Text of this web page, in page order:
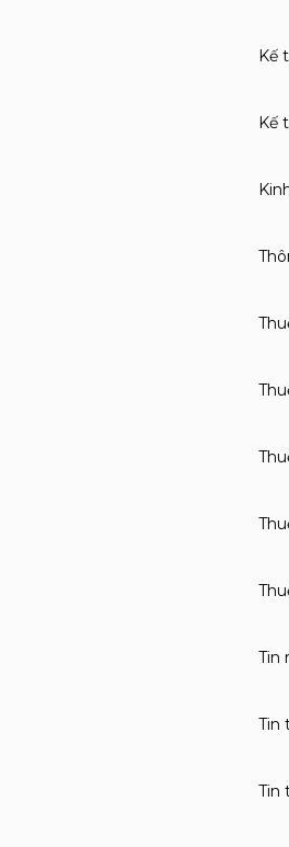
Kế
Kế
Tin
Tin
Tin